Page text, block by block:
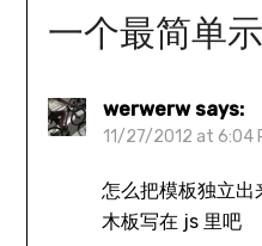
一个最简单
werwerw says:
11/27/2012 at 6:04
怎么把模板独立
木板写在 js 里吧